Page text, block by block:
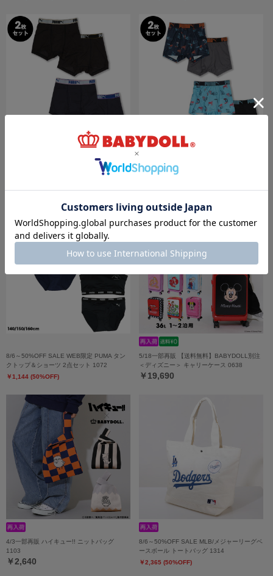
8/6～50%OFF SALE WEB限定 PUMA 無地
メッシュボクサーパンツ 2枚セット 1066
￥759 (50%OFF)
フィック総柄ボクサーパンツ 2枚セット
￥869 (50%OFF)
8/6～50%OFF SALE WEB限定 PUMA タン
クトップ＆ショーツ 2点セット 1072
￥1,144 (50%OFF)
5/18一部再販 【送料無料】BABYDOLL別注
＜ディズニー＞ キャリーケース 0638
￥19,690
4/3一部再販 ハイキュー!! ニットバッグ
1103
￥2,640
8/6～50%OFF SALE MLB/メジャーリーグベ
ースボール トートバッグ 1314
￥2,365 (50%OFF)